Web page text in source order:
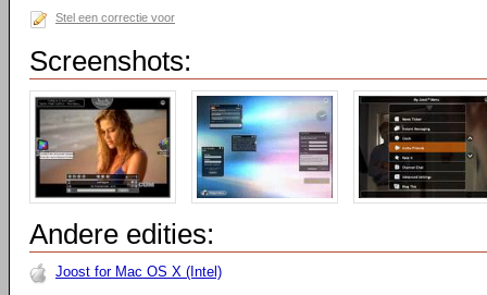
Stel een correctie voor
Screenshots:
Andere edities:
Joost for Mac OS X (Intel)